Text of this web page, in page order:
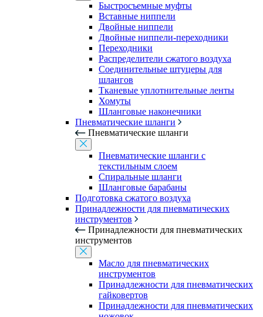
Быстросъемные муфты
Вставные ниппели
Двойные ниппели
Двойные ниппели-переходники
Переходники
Распределители сжатого воздуха
Соединительные штуцеры для
шлангов
Тканевые уплотнительные ленты
Хомуты
Шланговые наконечники
Пневматические шланги
Пневматические шланги
Пневматические шланги с
текстильным слоем
Спиральные шланги
Шланговые барабаны
Подготовка сжатого воздуха
Принадлежности для пневматических
инструментов
Принадлежности для пневматических
инструментов
Масло для пневматических
инструментов
Принадлежности для пневматических
гайковертов
Принадлежности для пневматических